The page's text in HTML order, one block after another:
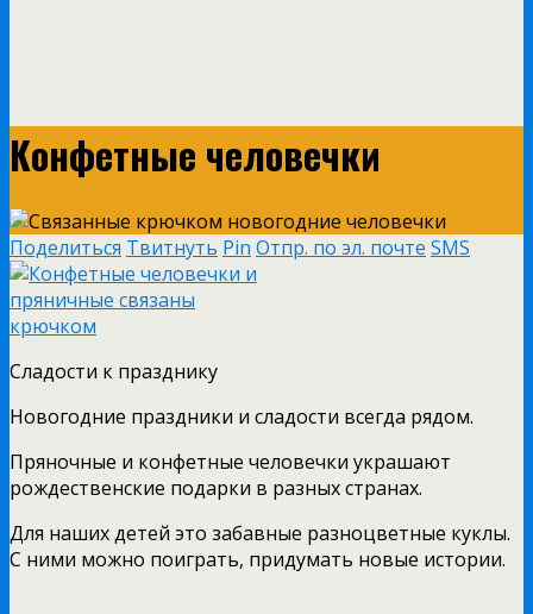
Конфетные человечки
Поделиться Твитнуть Pin Отпр. по эл. почте SMS
Сладости к празднику
Новогодние праздники и сладости всегда рядом.
Пряночные и конфетные человечки украшают
рождественские подарки в разных странах.
Для наших детей это забавные разноцветные куклы.
С ними можно поиграть, придумать новые истории.